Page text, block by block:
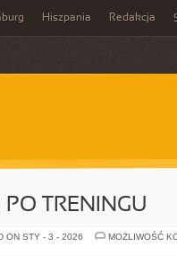
Hiszpania Redakcja
PO TRENINGU
ON STY - 3 - 2026
MOŻLIWOŚĆ